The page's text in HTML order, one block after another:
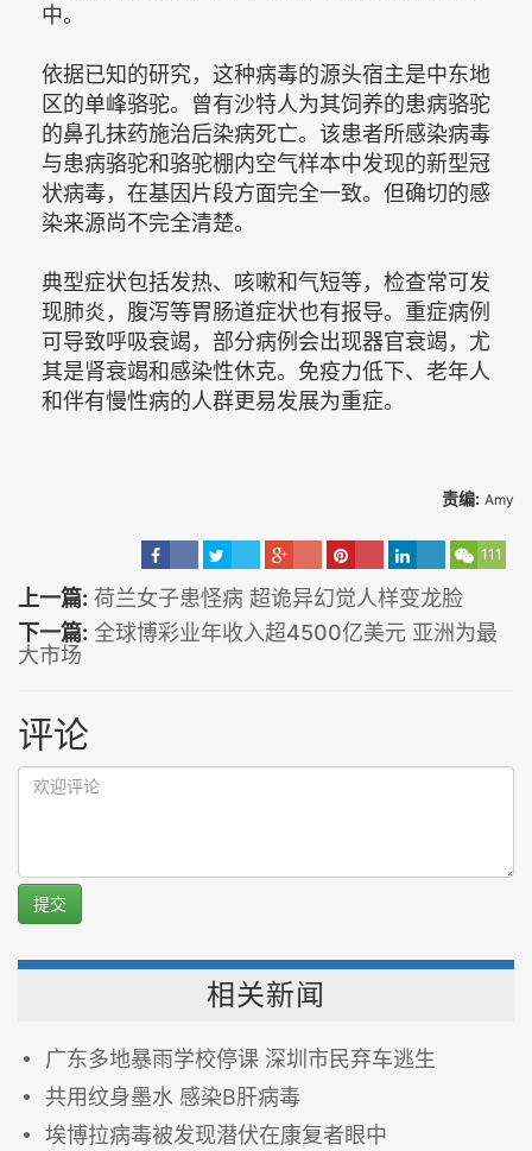
中。
依据已知的研究，这种病毒的源头宿主是中东地
区的单峰骆驼。曾有沙特人为其饲养的患病骆驼
的鼻孔抹药施治后染病死亡。该患者所感染病毒
与患病骆驼和骆驼棚内空气样本中发现的新型冠
状病毒，在基因片段方面完全一致。但确切的感
染来源尚不完全清楚。
典型症状包括发热、咳嗽和气短等，检查常可发
现肺炎，腹泻等胃肠道症状也有报导。重症病例
可导致呼吸衰竭，部分病例会出现器官衰竭，尤
其是肾衰竭和感染性休克。免疫力低下、老年人
和伴有慢性病的人群更易发展为重症。
责编: Amy
111
上一篇: 荷兰女子患怪病 超诡异幻觉人样变龙脸
下一篇: 全球博彩业年收入超4500亿美元 亚洲为最
大市场
评论
提交
相关新闻
广东多地暴雨学校停课 深圳市民弃车逃生
共用纹身墨水 感染B肝病毒
埃博拉病毒被发现潜伏在康复者眼中